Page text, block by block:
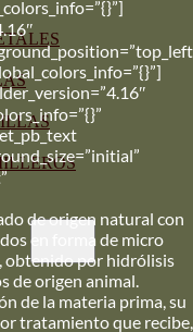
de origen natural con
en forma de micro
obtenido por hidrólisis
de origen animal.
de la materia prima, su
tratamiento que recibe,